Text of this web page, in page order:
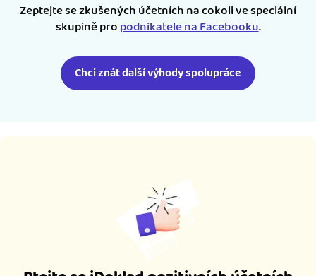
Zeptejte se zkušených účetních na cokoli ve speciální
skupině propodnikatele na Facebooku.
Chci znát další výhody spolupráce